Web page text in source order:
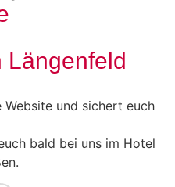
Längenfeld
und sichert euch
bald bei uns im Hotel